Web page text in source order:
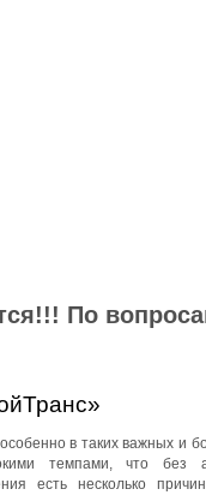
По
в таких важных и
темпами, что без
есть несколько